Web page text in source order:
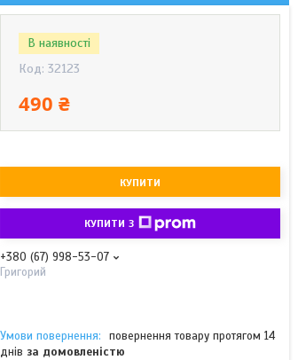
В наявності
Код: 32123
490 ₴
КУПИТИ
КУПИТИ З
+380 (67) 998-53-07
Григорий
повернення товару протягом 14
днів за домовленістю